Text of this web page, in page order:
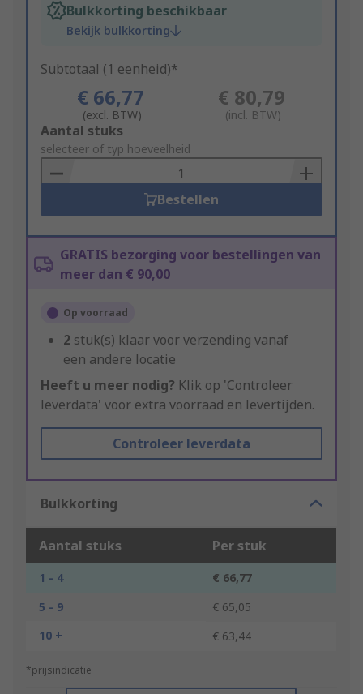
Bulkkorting beschikbaar
Bekijk bulkkorting
Subtotaal (1 eenheid)*
€ 66,77
(excl. BTW)
€ 80,79
(incl. BTW)
Add
to
Basket
Aantal stuks
selecteer of typ hoeveelheid
Bestellen
GRATIS bezorging voor bestellingen van
meer dan € 90,00
Op voorraad
2 stuk(s) klaar voor verzending vanaf
een andere locatie
Heeft u meer nodig? Klik op 'Controleer
leverdata' voor extra voorraad en levertijden.
Controleer leverdata
Bulkkorting
Aantal stuks Per stuk
1 - 4
€ 66,77
5 - 9
€ 65,05
10 +
€ 63,44
*prijsindicatie